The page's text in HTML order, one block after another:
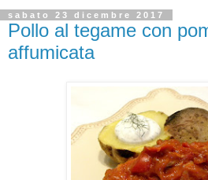
sabato 23 dicembre 2017
Pollo al tegame con
affumicata